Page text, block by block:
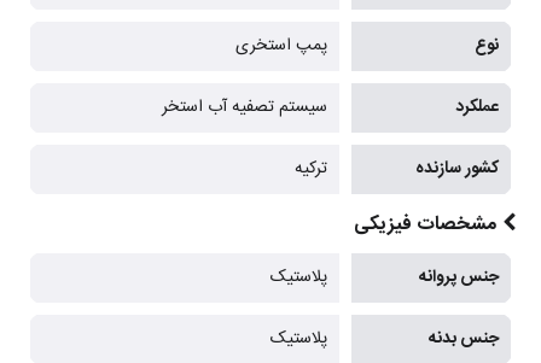
نوع پمپ استخری
عملکرد سیستم تصفیه آب استخر
کشور سازنده ترکیه
مشخصات فیزیکی
جنس پروانه پلاستیک
جنس بدنه پلاستیک